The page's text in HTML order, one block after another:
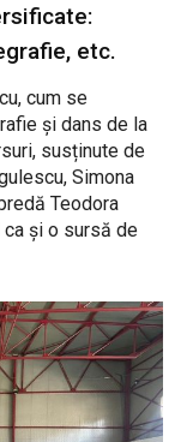
etc.
cum se
și dans de la
susținute de
Simona
Teodora
și o sursă de